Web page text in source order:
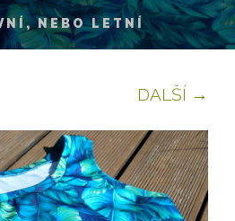
NEBO LETNÍ
DALŠÍ →